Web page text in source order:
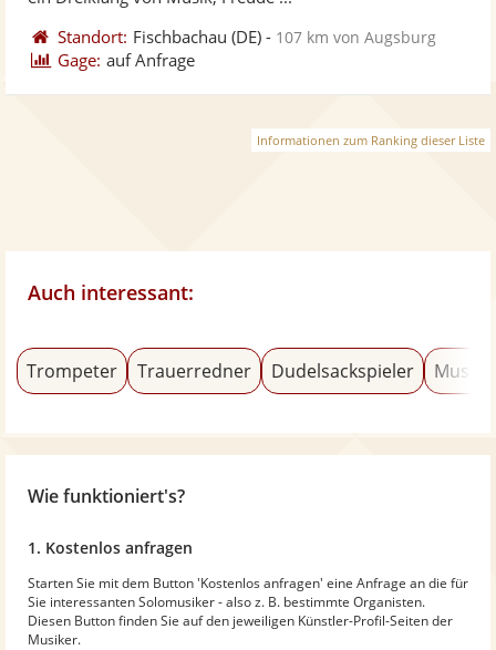
Standort: Fischbachau (DE) - 107 km von Augsburg
Gage: auf Anfrage
Informationen zum Ranking dieser Liste
Auch interessant:
Trompeter Trauerredner Dudelsackspieler
Wie funktioniert's?
1. Kostenlos anfragen
Starten Sie mit dem Button 'Kostenlos anfragen' eine Anfrage an die für
Sie interessanten Solomusiker - also z. B. bestimmte Organisten.
Diesen Button finden Sie auf den jeweiligen Künstler-Profil-Seiten der
Musiker.